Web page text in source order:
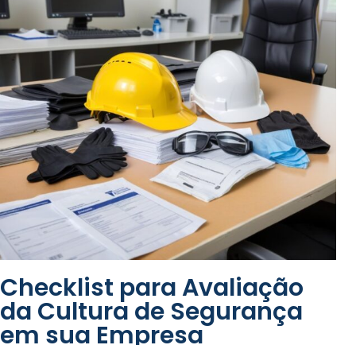
Checklist para Avaliação
da Cultura de Segurança
em sua Empresa